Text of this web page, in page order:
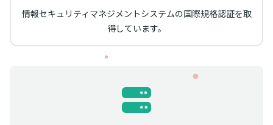
情報セキュリティマネジメントシステムの国際規格認証を取
得しています。